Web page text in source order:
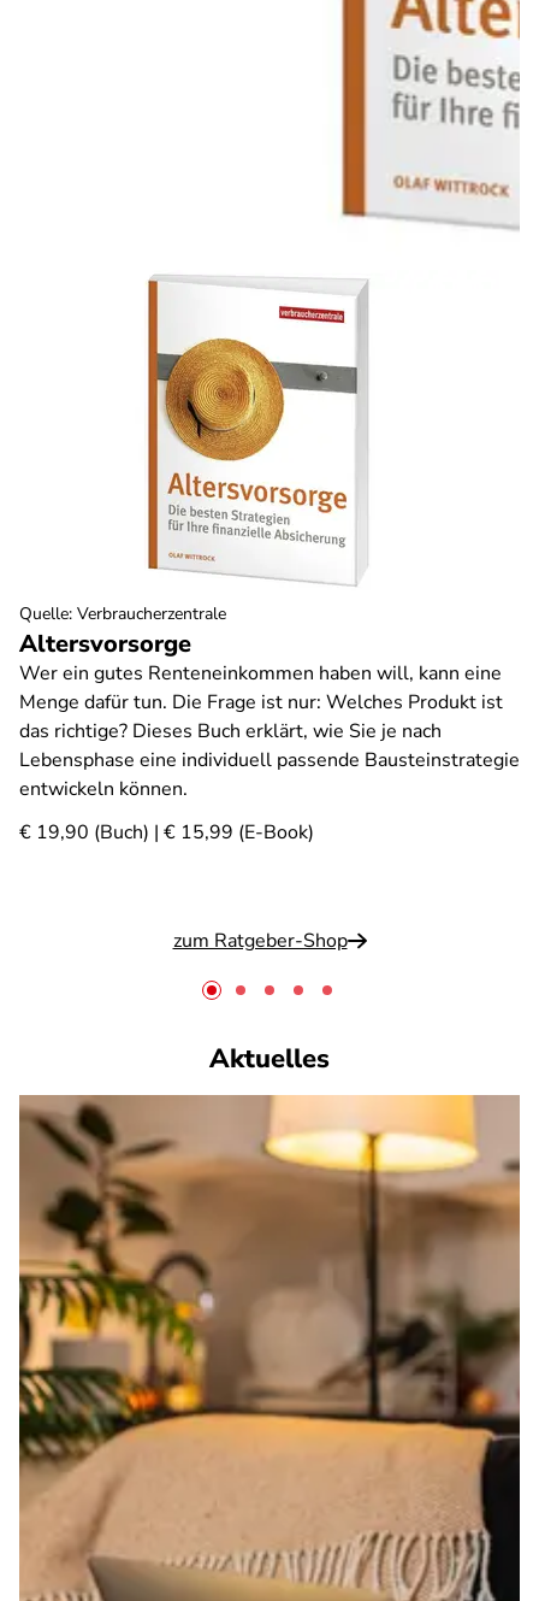
Altersvorsorge
Wer ein gutes Renteneinkommen haben will, kann eine
Menge dafür tun. Die Frage ist nur: Welches Produkt ist
das richtige? Dieses Buch erklärt, wie Sie je nach
Lebensphase eine individuell passende Bausteinstrategie
entwickeln können.
€ 19,90 (Buch) | € 15,99 (E-Book)
zum Ratgeber-Shop
Quelle: Verbraucherzentrale
Aktuelles